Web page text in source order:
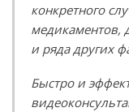
конкретного
медикаментов,
и ряда других
Быстро и